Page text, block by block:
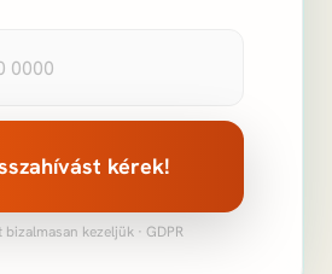
kérek!
kezeljük · GDPR